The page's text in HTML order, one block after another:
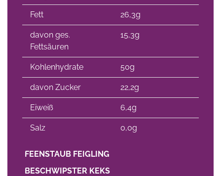
Fett 26,3g
davon ges.
Fettsäuren
15,3g
Kohlenhydrate 50g
davon Zucker 22,2g
Eiweiß 6,4g
Salz 0,0g
FEENSTAUB FEIGLING
BESCHWIPSTER KEKS